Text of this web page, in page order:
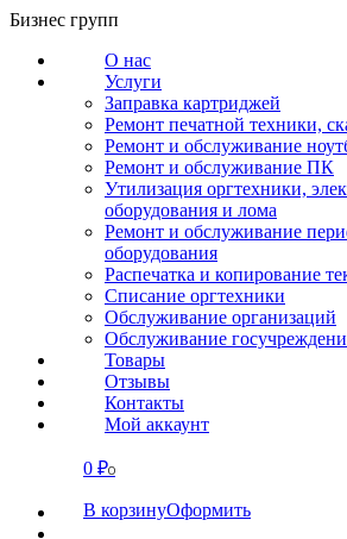
Перейти
содержанию
Бизнес групп
О нас
Услуги
Заправка картриджей
Ремонт печатной техники,
Ремонт и обслуживание
Ремонт и обслуживание ПК
Утилизация оргтехники,
оборудования и лома
Ремонт и обслуживание
оборудования
Распечатка и копирование
Списание оргтехники
Обслуживание организаций
Обслуживание
Товары
Отзывы
Контакты
Мой аккаунт
0 ₽0
В корзинуОформить
СВЯЗАТЬСЯ
О нас